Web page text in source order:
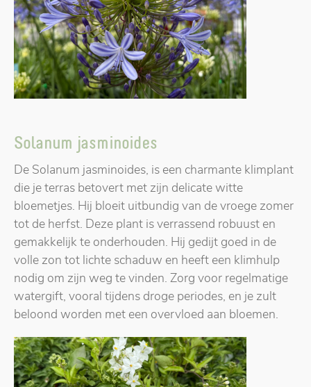
Solanum jasminoides
De Solanum jasminoides, is een charmante klimplant
die je terras betovert met zijn delicate witte
bloemetjes. Hij bloeit uitbundig van de vroege zomer
tot de herfst. Deze plant is verrassend robuust en
gemakkelijk te onderhouden. Hij gedijt goed in de
volle zon tot lichte schaduw en heeft een klimhulp
nodig om zijn weg te vinden. Zorg voor regelmatige
watergift, vooral tijdens droge periodes, en je zult
beloond worden met een overvloed aan bloemen.